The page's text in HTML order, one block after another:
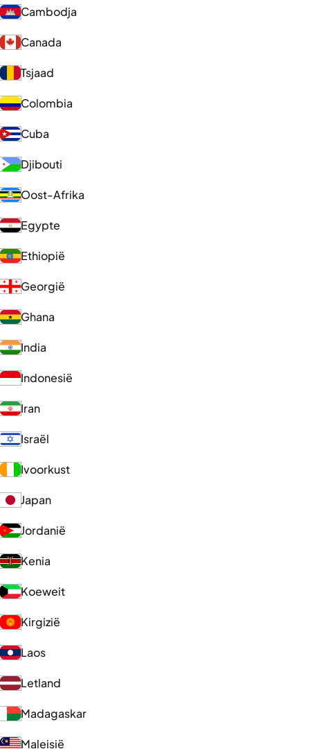
Cambodja
Canada
Tsjaad
Colombia
Cuba
Djibouti
Oost-Afrika
Egypte
Ethiopië
Georgië
Ghana
India
Indonesië
Iran
Israël
Ivoorkust
Japan
Jordanië
Kenia
Koeweit
Kirgizië
Laos
Letland
Madagaskar
Maleisië